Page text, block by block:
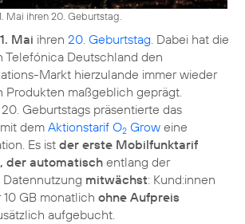
Mai ihren 20. Geburtstag.
Mai ihren 20. Geburtstag. Dabei hat die
Telefónica Deutschland den
Markt hierzulande immer wieder
Produkten maßgeblich geprägt.
Geburtstags präsentierte das
demAktionstarif O2 Grow eine
Es ist der erste Mobilfunktarif
der automatischentlang der
mitwächst: Kund:innen
GB monatlich ohne Aufpreis
aufgebucht.